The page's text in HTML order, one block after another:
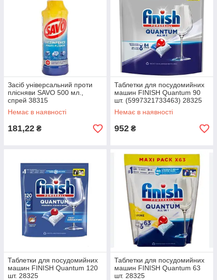
Засіб універсальний проти
плісняви SAVO 500 мл.,
спрей 38315
Немає в наявності
181,22 ₴
Таблетки для посудомийних
машин FINISH Quantum 90
шт. (5997321733463) 28325
Немає в наявності
952 ₴
Таблетки для посудомийних
машин FINISH Quantum 120
шт. 28325
Таблетки для посудомийних
машин FINISH Quantum 63
шт. 28325